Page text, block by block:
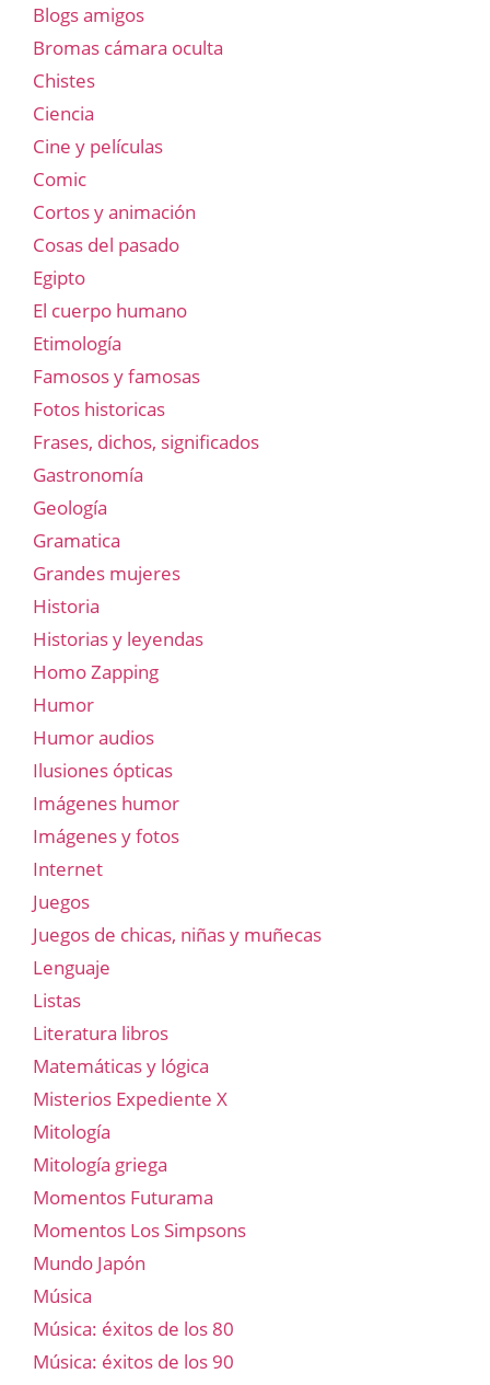
Blogs amigos
Bromas cámara oculta
Chistes
Ciencia
Cine y películas
Comic
Cortos y animación
Cosas del pasado
Egipto
El cuerpo humano
Etimología
Famosos y famosas
Fotos historicas
Frases, dichos, significados
Gastronomía
Geología
Gramatica
Grandes mujeres
Historia
Historias y leyendas
Homo Zapping
Humor
Humor audios
Ilusiones ópticas
Imágenes humor
Imágenes y fotos
Internet
Juegos
Juegos de chicas, niñas y muñecas
Lenguaje
Listas
Literatura libros
Matemáticas y lógica
Misterios Expediente X
Mitología
Mitología griega
Momentos Futurama
Momentos Los Simpsons
Mundo Japón
Música
Música: éxitos de los 80
Música: éxitos de los 90